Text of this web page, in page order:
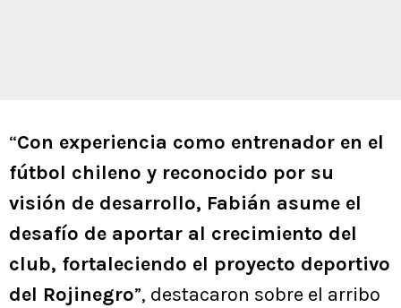
“Con experiencia como entrenador en el
fútbol chileno y reconocido por su
visión de desarrollo, Fabián asume el
desafío de aportar al crecimiento del
club, fortaleciendo el proyecto deportivo
del Rojinegro”, destacaron sobre el arribo